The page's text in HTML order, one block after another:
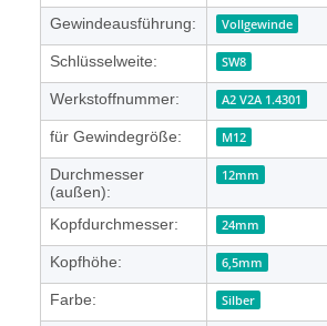
Gewindeausführung: Vollgewinde
Schlüsselweite: SW8
Werkstoffnummer: A2 V2A 1.4301
für Gewindegröße: M12
Durchmesser
(außen):
12mm
Kopfdurchmesser: 24mm
Kopfhöhe: 6,5mm
Farbe: Silber